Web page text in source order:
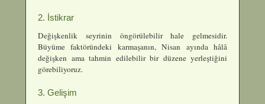
2. İstikrar
Değişkenlik seyrinin öngörülebilir hale gelmesidir.
Büyüme faktöründeki karmaşanın, Nisan ayında hâlâ
değişken ama tahmin edilebilir bir düzene yerleştiğini
görebiliyoruz.
3. Gelişim